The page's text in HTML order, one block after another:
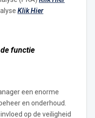
Klik Hier
functie
een enorme
en onderhoud.
op de veiligheid